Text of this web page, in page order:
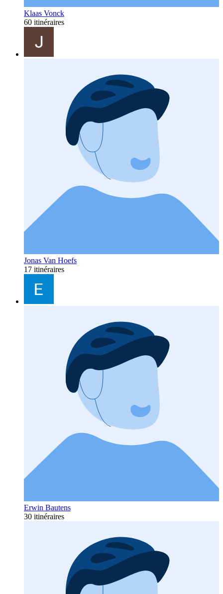
Klaas Vonck
60 itinéraires
Jonas Van Hoefs
17 itinéraires
Erwin Bautens
30 itinéraires